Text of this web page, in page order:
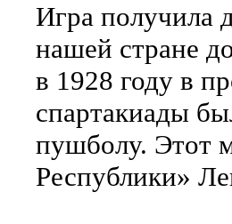
Игра получила
нашей стране
в 1928 году в
спартакиады
пушболу. Этот
Республики»